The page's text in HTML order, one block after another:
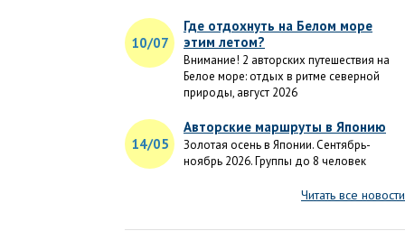
10/07
Где отдохнуть на Белом море
этим летом?
Внимание! 2 авторских путешествия на
Белое море: отдых в ритме северной
природы, август 2026
14/05
Авторские маршруты в Японию
Золотая осень в Японии. Сентябрь-
ноябрь 2026. Группы до 8 человек
Читать все новости